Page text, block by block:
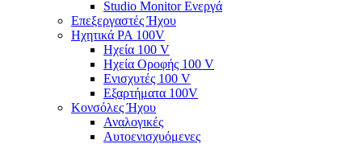
Studio Monitor Ενεργά
Επεξεργαστές Ήχου
Ηχητικά PA 100V
Ηχεία 100 V
Ηχεία Οροφής 100 V
Ενισχυτές 100 V
Εξαρτήματα 100V
Κονσόλες Ήχου
Αναλογικές
Αυτοενισχυόμενες